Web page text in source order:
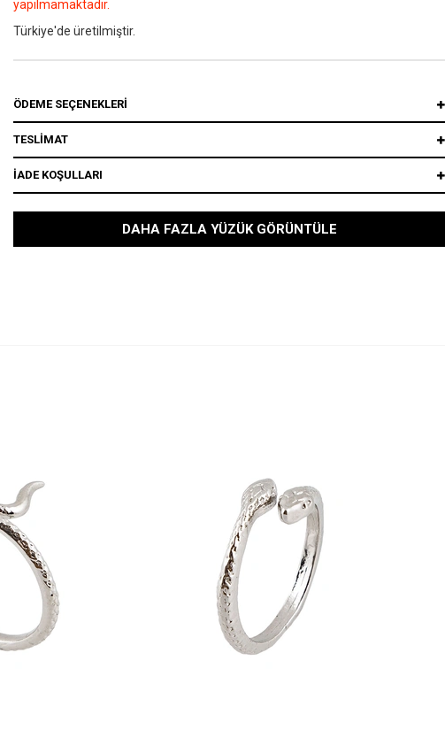
yapılmamaktadır.
Türkiye'de üretilmiştir.
ÖDEME SEÇENEKLERI
TESLİMAT
İADE KOŞULLARI
DAHA FAZLA YÜZÜK GÖRÜNTÜLE